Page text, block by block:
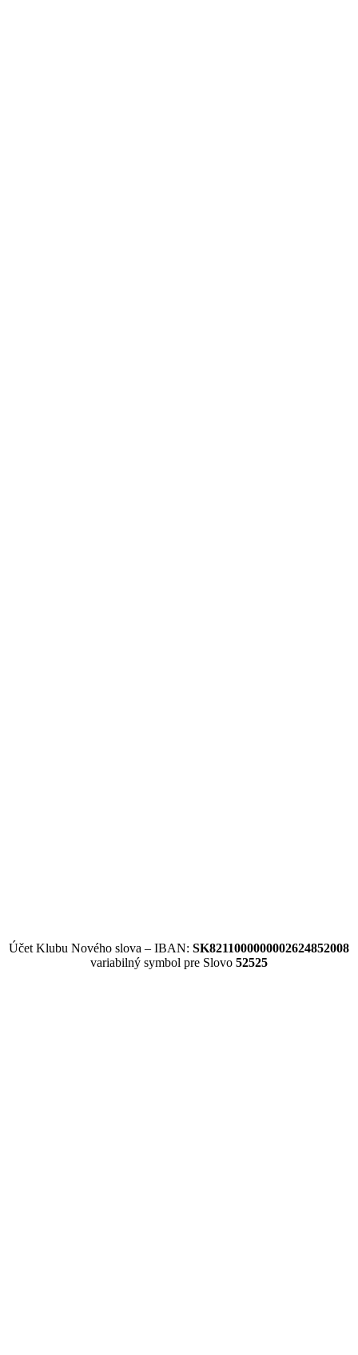
Účet Klubu Nového slova – IBAN: SK8211000000002624852008
variabilný symbol pre Slovo 52525